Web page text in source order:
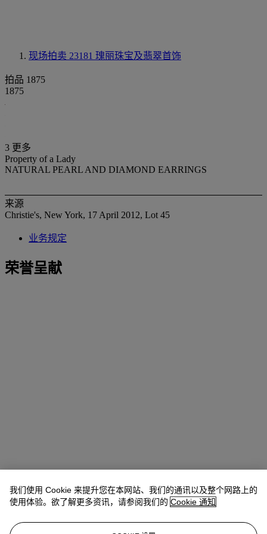
现场拍卖 23181 瑰丽珠宝及翡翠首饰
拍品 1875
1875
3 更多
Property of a Lady
NATURAL PEARL AND DIAMOND EARRINGS
来源
Christie's, New York, 17 April 2012, Lot 45
业务规定
荣誉呈献
我们使用 Cookie 来提升您在本网站、我们的通讯以及整个网路上的
使用体验。欲了解更多资讯，请参阅我们的 Cookie 通知